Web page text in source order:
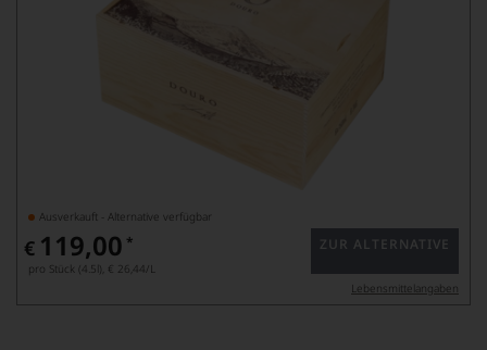
Ausverkauft - Alternative verfügbar
€ 119,00 *
pro Stück (4.5l), € 26,44/L
ZUR ALTERNATIVE
Lebensmittel­angaben